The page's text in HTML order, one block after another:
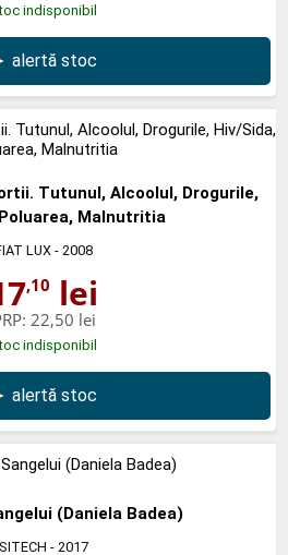
indisponibil
alertă stoc
Tutunul, Alcoolul, Drogurile,
Malnutritia
LUX - 2008
,10 lei
22,50 lei
indisponibil
alertă stoc
(Daniela Badea)
SITECH - 2017